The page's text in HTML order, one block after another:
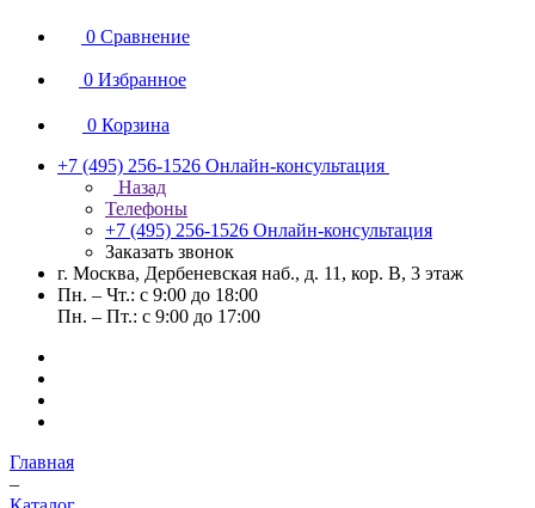
0 Сравнение
0 Избранное
0 Корзина
+7 (495) 256-1526 Онлайн-консультация
Назад
Телефоны
+7 (495) 256-1526 Онлайн-консультация
Заказать звонок
г. Москва, Дербеневская наб., д. 11, кор. В, 3 этаж
Пн. – Чт.: с 9:00 до 18:00
Пн. – Пт.: с 9:00 до 17:00
Главная
–